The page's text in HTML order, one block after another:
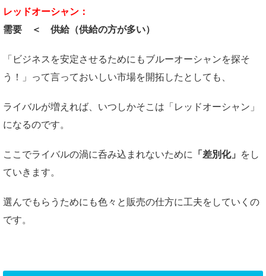
レッドオーシャン：
需要 ＜ 供給（供給の方が多い）
「ビジネスを安定させるためにもブルーオーシャンを探そ
う！」って言っておいしい市場を開拓したとしても、
ライバルが増えれば、いつしかそこは「レッドオーシャン」
になるのです。
ここでライバルの渦に呑み込まれないために 「差別化」
をし
ていきます。
選んでもらうためにも色々と販売の仕方に工夫をしていくの
です。